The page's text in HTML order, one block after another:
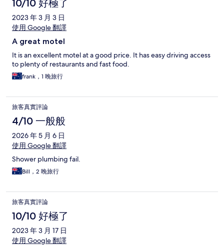
10/10 好極了
2023 年 3 月 3 日
使用 Google 翻譯
A great motel
It is an excellent motel at a good price. It has easy driving access
to plenty of restaurants and fast food.
frank，1 晚旅行
旅客真實評論
4/10 一般般
2026 年 5 月 6 日
使用 Google 翻譯
Shower plumbing fail.
Bill，2 晚旅行
旅客真實評論
10/10 好極了
2023 年 3 月 17 日
使用 Google 翻譯